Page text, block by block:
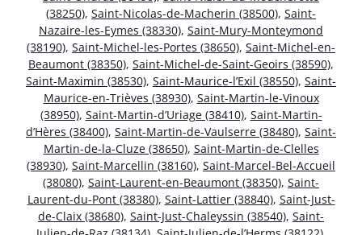
(38250), Saint-Nicolas-de-Macherin (38500), Saint-
Nazaire-les-Eymes (38330), Saint-Mury-Monteymond
(38190), Saint-Michel-les-Portes (38650), Saint-Michel-en-
Beaumont (38350), Saint-Michel-de-Saint-Geoirs (38590),
Saint-Maximin (38530), Saint-Maurice-l’Exil (38550), Saint-
Maurice-en-Trièves (38930), Saint-Martin-le-Vinoux
(38950), Saint-Martin-d’Uriage (38410), Saint-Martin-
d’Hères (38400), Saint-Martin-de-Vaulserre (38480), Saint-
Martin-de-la-Cluze (38650), Saint-Martin-de-Clelles
(38930), Saint-Marcellin (38160), Saint-Marcel-Bel-Accueil
(38080), Saint-Laurent-en-Beaumont (38350), Saint-
Laurent-du-Pont (38380), Saint-Lattier (38840), Saint-Just-
de-Claix (38680), Saint-Just-Chaleyssin (38540), Saint-